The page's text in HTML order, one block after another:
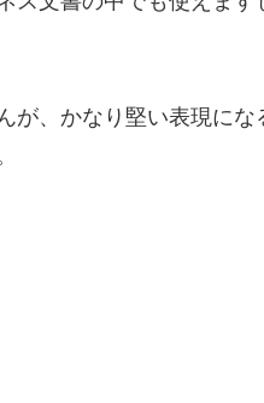
が、かなり堅い表現にな